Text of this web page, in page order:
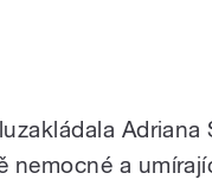
nemocné a